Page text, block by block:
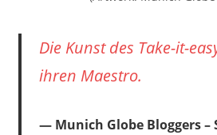
Die Kunst des Take-it-
ihren Maestro.
Munich Globe Bloggers